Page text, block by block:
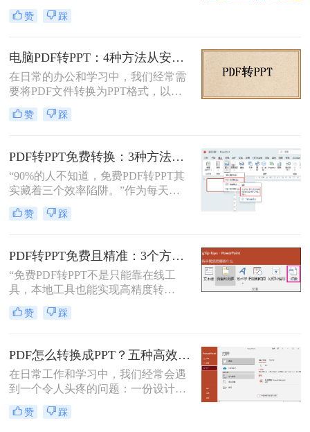
件因其跨平台性和不易修改性而广受
欢迎，而PPT则因其强大的演示功能
要将PDF文件转换为PPT格式，以便
进行编辑、修改或演示。那么pdf怎么
转换成ppt呢？本文将详细介绍几种将
PDF转换为PPT的方法，帮助您轻松
实现文件格式的转换。
赞 踩
电脑PDF转PPT：4种方法从安装到输出的完整对比！
在日常的办公和学习中，我们经常需
要将PDF文件转换为PPT格式，以便
更好地进行演示和编辑。那么电脑如
何PDF转PPT呢？以下介绍四种常见
赞 踩
PDF转PPT免费转换：3种方法的隐藏功能和效率差异！
“90%的人不知道，免费PDF转PPT其
实藏着三个效率陷阱。”作为每天处
理20+份文档的办公博主，我见过太
多人被“免费转换”的噱头坑过——要
要么扫描版PDF转完还是图片格式，
更有甚者因为文件包含商业数据，转
换后收到平台的“付费解锁”勒索邮
件。
赞 踩
PDF转PPT免费且精准：3个方法的转换精度和避坑指南！
“免费PDF转PPT不是只能靠在线工
具，本地工具也能实现高精度转
换”在职场办公与自媒体创作中，将
PDF格式的报告、课件、素材转为可
需求。但多数人在寻找免费转换方法
时，要么遭遇操作繁琐的困境，要么
面临转换后格式错乱、信息丢失的问
题，甚至担心文件隐私泄露
赞 踩
PDF怎么转换成PPT？五种高效方法，适用不同场景全解析！
在日常工作和学习中，我们经常会遇
到一个令人头疼的问题：一份设计精
美、内容详实的PDF文档，需要被转
换为可编辑、可演示的
赞 踩